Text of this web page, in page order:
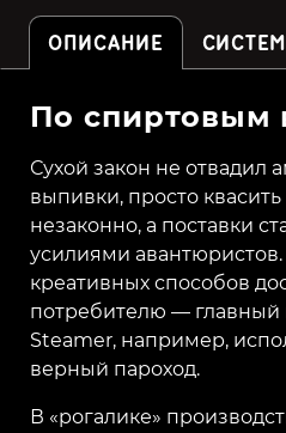
ОПИСАНИЕ
По спиртовым
Сухой закон не отвадил
выпивки, просто
незаконно, а поставки
усилиями
креативных способов
потребителю — главный
Steamer, например,
верный пароход.
В «рогалике»